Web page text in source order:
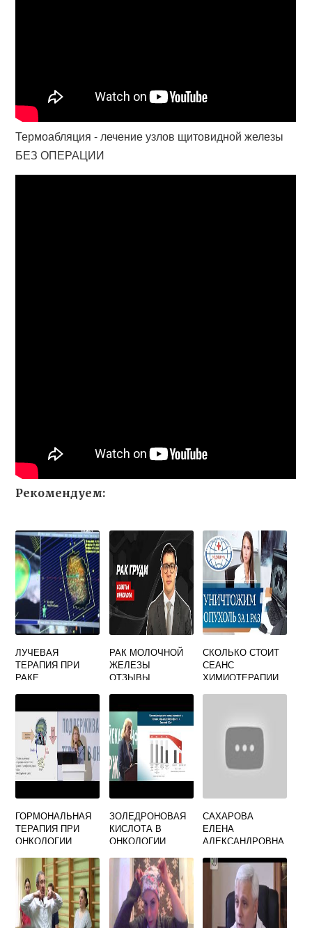
Термоабляция - лечение узлов щитовидной железы
БЕЗ ОПЕРАЦИИ
Рекомендуем:
ЛУЧЕВАЯ
ТЕРАПИЯ ПРИ
РАКЕ
РАК МОЛОЧНОЙ
ЖЕЛЕЗЫ
ОТЗЫВЫ
СКОЛЬКО СТОИТ
СЕАНС
ХИМИОТЕРАПИИ
ГОРМОНАЛЬНАЯ
ТЕРАПИЯ ПРИ
ОНКОЛОГИИ
ЗОЛЕДРОНОВАЯ
КИСЛОТА В
ОНКОЛОГИИ
САХАРОВА
ЕЛЕНА
АЛЕКСАНДРОВНА